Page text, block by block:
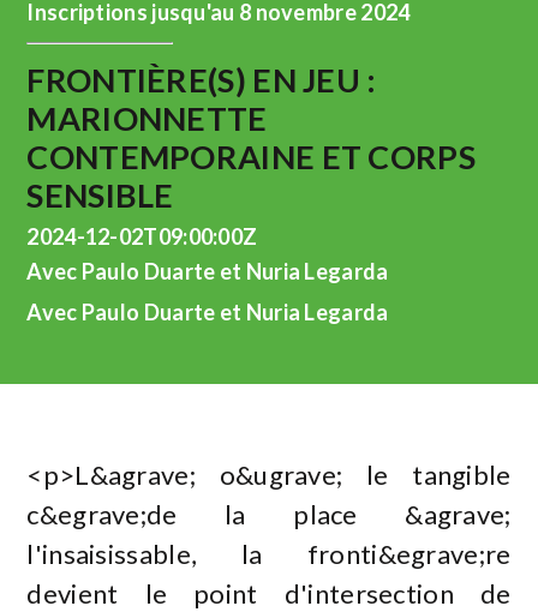
Inscriptions jusqu'au 8 novembre 2024
FRONTIÈRE(S) EN JEU :
MARIONNETTE
CONTEMPORAINE ET CORPS
SENSIBLE
2024-12-02T09:00:00Z
Avec Paulo Duarte et Nuria Legarda
Avec Paulo Duarte et Nuria Legarda
<p>L&agrave; o&ugrave; le tangible
c&egrave;de la place &agrave;
l'insaisissable, la fronti&egrave;re
devient le point d'intersection de